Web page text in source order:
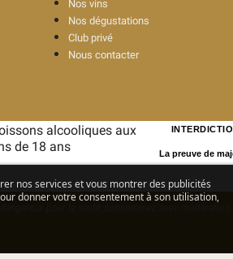
nos services et vous montrer des publicités
donner votre consentement à son utilisation,
Nos vins
Nos dégustations
Club privé
Nous contacter
La preuve de